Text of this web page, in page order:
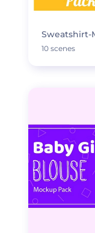
Sweatshirt-
10 scenes